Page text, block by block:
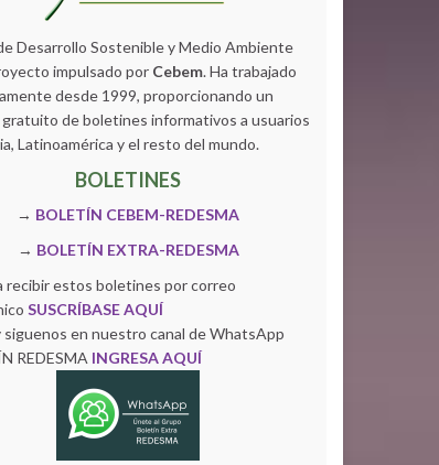
Desarrollo Sostenible y Medio Ambiente
impulsado por Cebem. Ha trabajado
desde 1999, proporcionando un
gratuito de boletines informativos a usuarios
Latinoamérica y el resto del mundo.
BOLETINES
→ BOLETÍN CEBEM-REDESMA
→ BOLETÍN EXTRA-REDESMA
recibir estos boletines por correo
SUSCRÍBASE AQUÍ
en nuestro canal de WhatsApp
REDESMA INGRESA AQUÍ